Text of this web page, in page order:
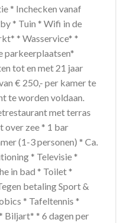
* Inchecken vanaf
* Tuin * Wifi in de
* Wasservice* *
parkeerplaatsen*
tot en met 21 jaar
€ 250,- per kamer te
te worden voldaan.
met terras
over zee * 1 bar
(1-3 personen) * Ca.
* Televisie *
in bad * Toilet *
betaling Sport &
* Tafeltennis *
Biljart* * 6 dagen per